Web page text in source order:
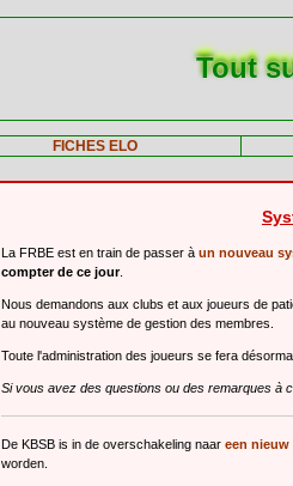
Tout
FICHES ELO
La FRBE est en train de passer à un nouveau
compter de ce jour.
Nous demandons aux clubs et aux joueurs de
au nouveau système de gestion des membres.
Toute l'administration des joueurs se fera
Si vous avez des questions ou des remarques à
De KBSB is in de overschakeling naar een nieuw
worden.